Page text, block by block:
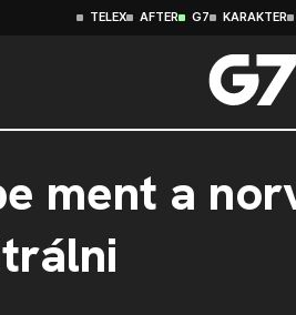
TELEX AFTER G7 KARAKTER
ment a